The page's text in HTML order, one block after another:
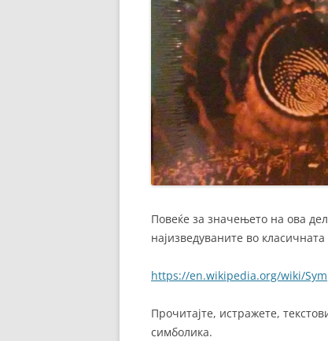
Повеќе за значењето на ова
најизведуваните во
https://en.wikipedia.org/wiki/
Прочитајте, истражете,
симболика.